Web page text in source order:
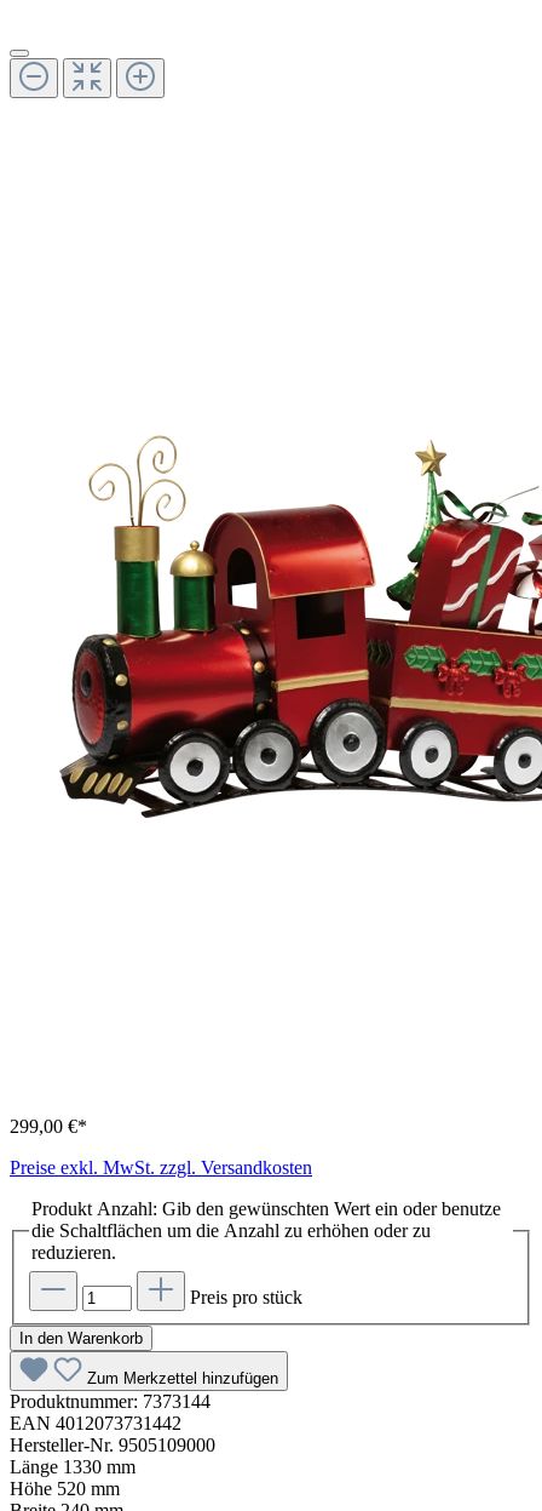
299,00 €*
Preise exkl. MwSt. zzgl. Versandkosten
Produkt Anzahl: Gib den gewünschten Wert ein oder benutze
die Schaltflächen um die Anzahl zu erhöhen oder zu
reduzieren.
Preis pro stück
In den Warenkorb
Zum Merkzettel hinzufügen
Produktnummer: 7373144
EAN 4012073731442
Hersteller-Nr. 9505109000
Länge 1330 mm
Höhe 520 mm